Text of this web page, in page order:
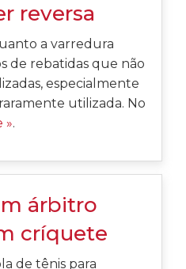
reversa
a varredura
de rebatidas que não
especialmente
utilizada. No
».
árbitro
críquete
de tênis para